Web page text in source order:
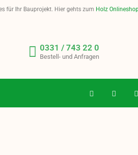
für Ihr Bauprojekt. Hier gehts zum Holz
0331 / 743 22 0
Bestell- und Anfragen